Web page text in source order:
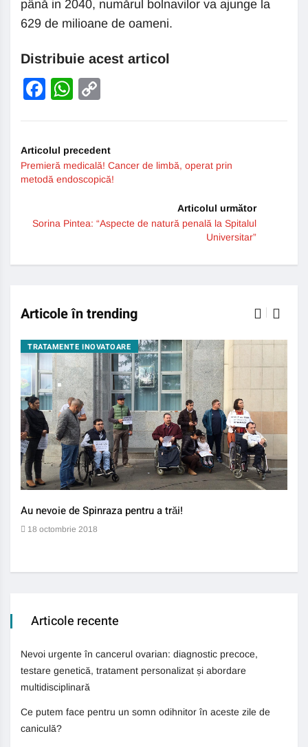
până in 2040, numărul bolnavilor va ajunge la
629 de milioane de oameni.
Distribuie acest articol
Facebook
WhatsApp
Articolul precedent
Premieră medicală! Cancer de limbă, operat prin
metodă endoscopică!
Articolul următor
Sorina Pintea: “Aspecte de natură penală la Spitalul
Universitar”
Articole în trending
TRATAMENTE INOVATOARE
Au nevoie de Spinraza pentru a trăi!
18 octombrie 2018
Articole recente
Nevoi urgente în cancerul ovarian: diagnostic precoce,
testare genetică, tratament personalizat și abordare
multidisciplinară
Ce putem face pentru un somn odihnitor în aceste zile de
caniculă?